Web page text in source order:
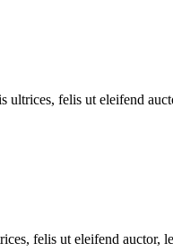
felis ut eleifend
felis ut eleifend auctor,